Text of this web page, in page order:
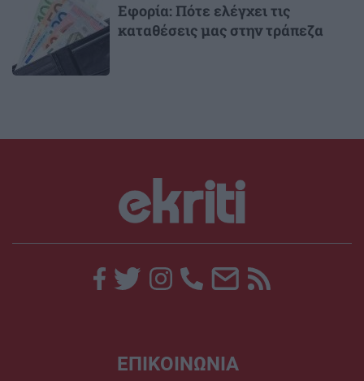
Εφορία: Πότε ελέγχει τις
καταθέσεις μας στην τράπεζα
ΕΠΙΚΟΙΝΩΝΙΑ